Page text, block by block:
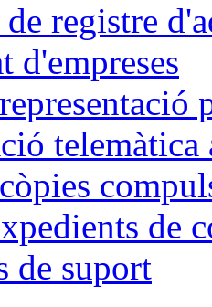
registre
d'empreses
telemàtica
de
de suport